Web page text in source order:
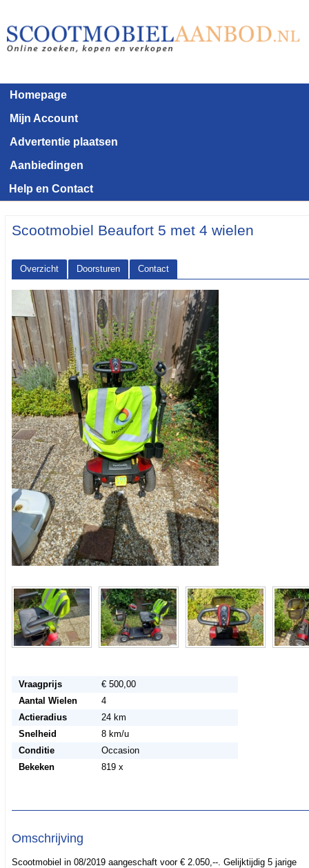
Homepage
Mijn Account
Advertentie plaatsen
Aanbiedingen
Help en Contact
Scootmobiel Beaufort 5 met 4 wielen
Overzicht Doorsturen
Contact
<< Terug naar het advertentie overzicht
Vraagprijs
€ 500,00
Aantal Wielen
4
Actieradius
24 km
Snelheid
8 km/u
Conditie
Occasion
Bekeken
819 x
Omschrijving
Scootmobiel in 08/2019 aangeschaft voor € 2.050,--. Gelijktijdig 5 jarige